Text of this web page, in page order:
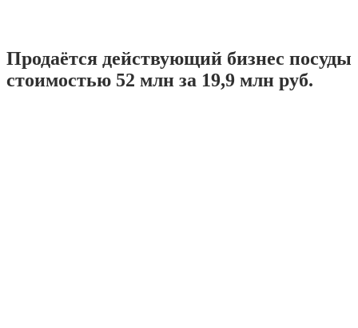
Продаётся действующий бизнес посуды
стоимостью 52 млн за 19,9 млн руб.